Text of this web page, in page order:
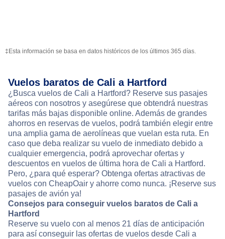
‡Esta información se basa en datos históricos de los últimos 365 días.
Vuelos baratos de Cali a Hartford
¿Busca vuelos de Cali a Hartford? Reserve sus pasajes
aéreos con nosotros y asegúrese que obtendrá nuestras
tarifas más bajas disponible online. Además de grandes
ahorros en reservas de vuelos, podrá también elegir entre
una amplia gama de aerolíneas que vuelan esta ruta. En
caso que deba realizar su vuelo de inmediato debido a
cualquier emergencia, podrá aprovechar ofertas y
descuentos en vuelos de última hora de Cali a Hartford.
Pero, ¿para qué esperar? Obtenga ofertas atractivas de
vuelos con CheapOair y ahorre como nunca. ¡Reserve sus
pasajes de avión ya!
Consejos para conseguir vuelos baratos de Cali a
Hartford
Reserve su vuelo con al menos 21 días de anticipación
para así conseguir las ofertas de vuelos desde Cali a